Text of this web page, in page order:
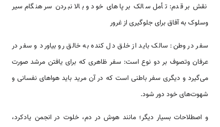
نقش بر قدم: تأمل سالک بر پاهاى خود و بالا نبردن سر هنگام سير
وسلوک به آفاق براى جلوگيرى از غرور
سفر در وطن: سالک بايد از خلق دل کنده به خالق رو بياورد و سفر در
عرفان وتصوف بر دو نوع است: سفر ظاهرى که براى يافتن مرشد صورت
مى‌گيرد و ديگرى سفر باطنى است که در آن مريد بايد هواهاى نفسانى و
شهوت‌هاى خود دور شود.
و اصطلاحات‌ بسیار دیگر؛ مانند هوش در دم، خلوت در انجمن يادکرد،